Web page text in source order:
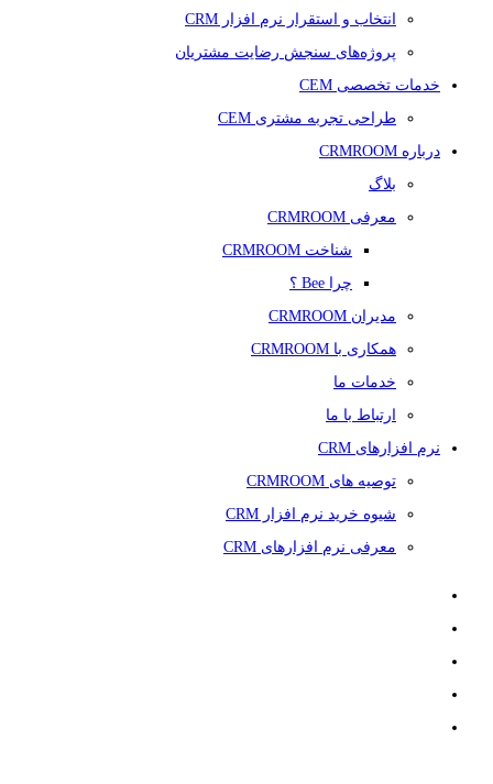
انتخاب و استقرار نرم افزار CRM
پروژه‌های سنجش رضایت مشتریان
خدمات تخصصی CEM
طراحی تجربه مشتری CEM
درباره CRMROOM
بلاگ
معرفی CRMROOM
شناخت CRMROOM
چرا Bee ؟
مدیران CRMROOM
همکاری با CRMROOM
خدمات ما
ارتباط با ما
نرم افزارهای CRM
توصیه های CRMROOM
شیوه خرید نرم افزار CRM
معرفی نرم افزارهای CRM